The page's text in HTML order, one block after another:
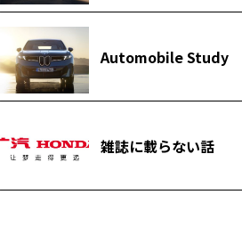
Automobile Study
雑誌に載らない話